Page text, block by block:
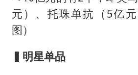
元）、托珠单抗（5亿
图）
▍明星单品